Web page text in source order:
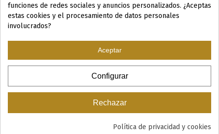
ESP|ENG
© 2024 Productos Wellness para Spa y Centros de estética
funciones de redes sociales y anuncios personalizados. ¿Aceptas
estas cookies y el procesamiento de datos personales
involucrados?
Aceptar
Configurar
Rechazar
Política de privacidad y cookies